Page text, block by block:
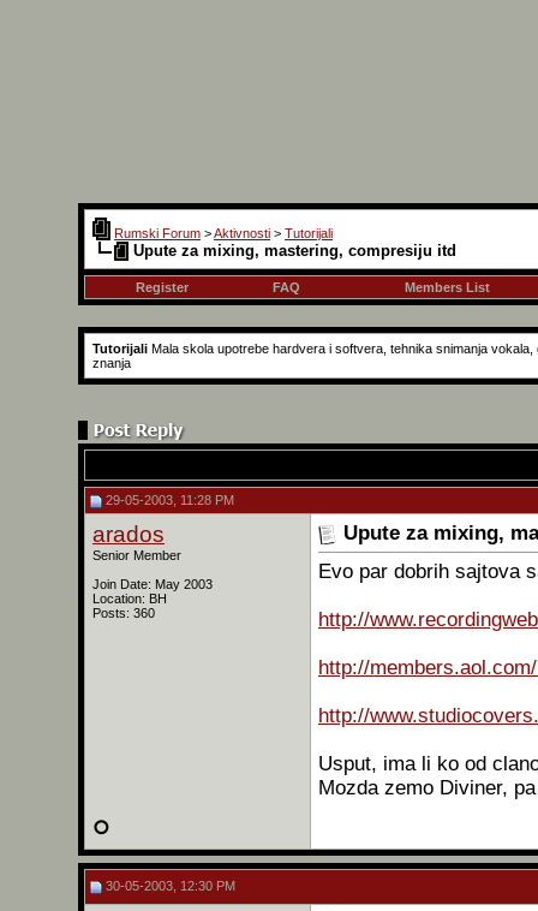
Rumski Forum >Aktivnosti > Tutorijali
Upute za mixing, mastering, compresiju itd
Register FAQ Members List
Tutorijali Mala skola upotrebe hardvera i softvera, tehnika snimanja
znanja
29-05-2003, 11:28 PM
arados
Senior Member
Join Date: May 2003
Location: BH
Posts: 360
Upute za mixing,
Evo par dobrih sajtova
http://
http://
http://
Usput, ima li ko od
Mozda zemo Diviner,
30-05-2003, 12:30 PM